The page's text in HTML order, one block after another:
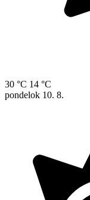
30 °C 14 °C
pondelok 10. 8.